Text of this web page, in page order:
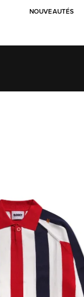
NOUVEAUTÉS